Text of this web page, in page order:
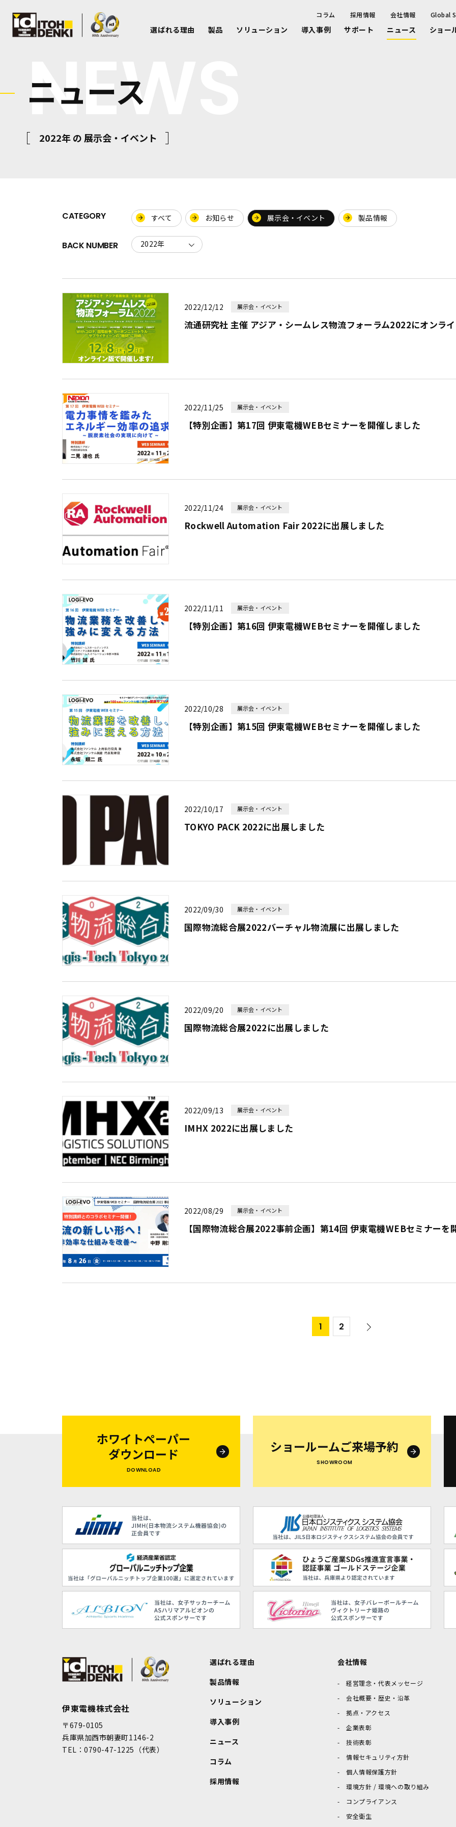
コラム 採用情報 会社情報 Global
選ばれる理由 製品 ソリューション 導入事例 サポート ニュース ショー
NEWS
ニュース
2022年 の 展示会・イベント
CATEGORY すべて お知らせ 展示会・イベント 製品情報
BACK NUMBER
2022/12/12 展示会・イベント
流通研究社 主催 アジア・シームレス物流フォーラム2022にオンラ
2022/11/25 展示会・イベント
【特別企画】第17回 伊東電機WEBセミナーを開催しました
2022/11/24 展示会・イベント
Rockwell Automation Fair 2022に出展しました
2022/11/11 展示会・イベント
【特別企画】第16回 伊東電機WEBセミナーを開催しました
2022/10/28 展示会・イベント
【特別企画】第15回 伊東電機WEBセミナーを開催しました
2022/10/17 展示会・イベント
TOKYO PACK 2022に出展しました
2022/09/30 展示会・イベント
国際物流総合展2022バーチャル物流展に出展しました
2022/09/20 展示会・イベント
国際物流総合展2022に出展しました
2022/09/13 展示会・イベント
IMHX 2022に出展しました
2022/08/29 展示会・イベント
【国際物流総合展2022事前企画】第14回 伊東電機WEBセミナーを
1 2
ホワイトペーパー
ダウンロード
DOWNLOAD
ショールームご来場予約
SHOWROOM
伊東電機株式会社
〒679-0105
兵庫県加西市朝妻町1146-2
TEL：0790-47-1225（代表）
選ばれる理由
製品情報
ソリューション
導入事例
ニュース
コラム
採用情報
会社情報
経営理念・代表メッセージ
会社概要・歴史・沿革
拠点・アクセス
企業表彰
技術表彰
情報セキュリティ方針
個人情報保護方針
環境方針 / 環境への取り組み
コンプライアンス
安全衛生